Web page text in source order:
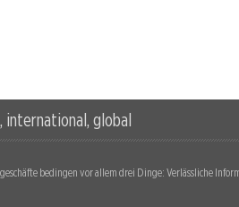
international, global
bedingen vor allem drei Dinge: Verlässliche